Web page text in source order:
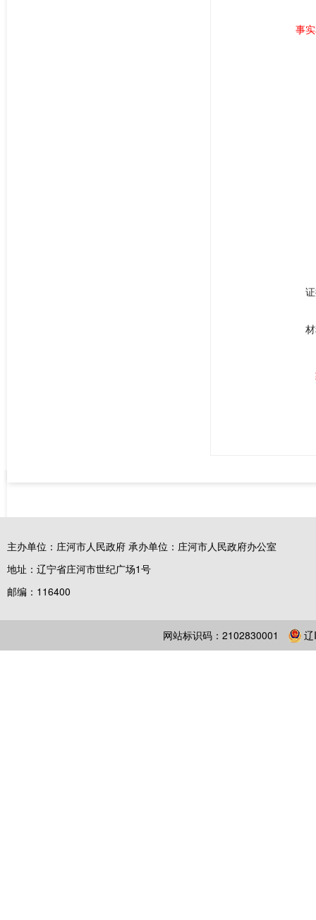
事
主办单位：庄河市人民政府 承办单位：庄河市人民政府办公室
地址：辽宁省庄河市世纪广场1号
邮编：116400
网站标识码：2102830001